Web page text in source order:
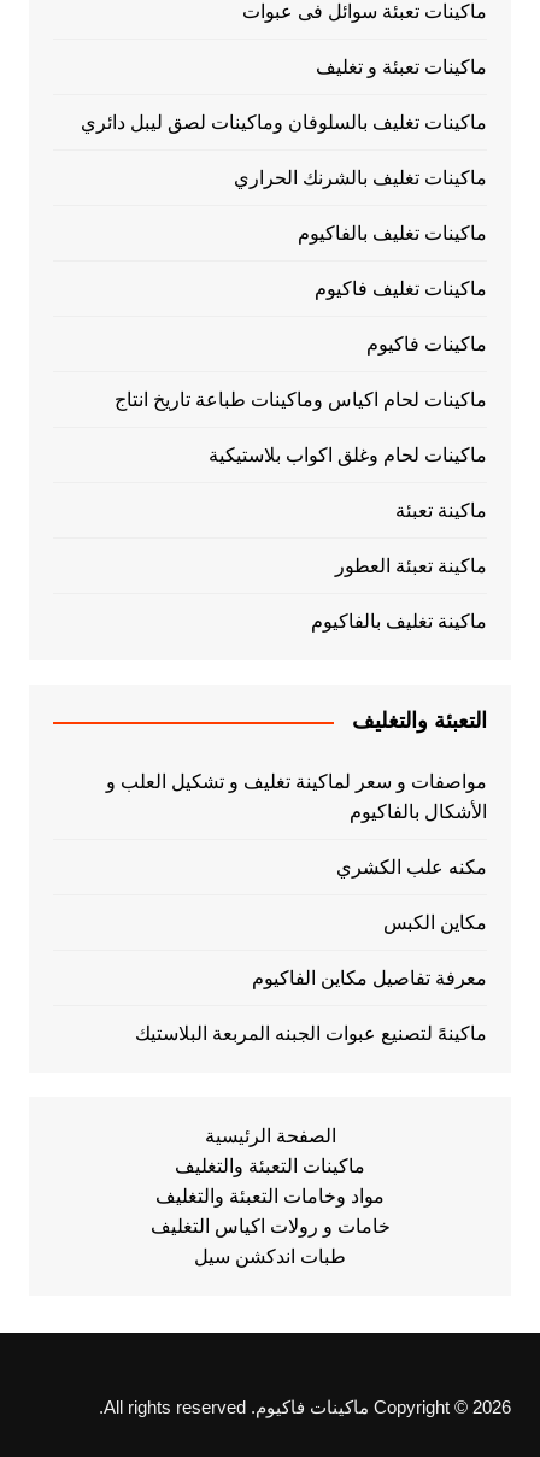
ماكينات تعبئة سوائل فى عبوات
ماكينات تعبئة و تغليف
ماكينات تغليف بالسلوفان وماكينات لصق ليبل دائري
ماكينات تغليف بالشرنك الحراري
ماكينات تغليف بالفاكيوم
ماكينات تغليف فاكيوم
ماكينات فاكيوم
ماكينات لحام اكياس وماكينات طباعة تاريخ انتاج
ماكينات لحام وغلق اكواب بلاستيكية
ماكينة تعبئة
ماكينة تعبئة العطور
ماكينة تغليف بالفاكيوم
التعبئة والتغليف
مواصفات و سعر لماكينة تغليف و تشكيل العلب و
الأشكال بالفاكيوم
مكنه علب الكشري
مكاين الكبس
معرفة تفاصيل مكاين الفاكيوم
ماكينهً لتصنيع عبوات الجبنه المربعة البلاستيك
الصفحة الرئيسية
ماكينات التعبئة والتغليف
مواد وخامات التعبئة والتغليف
خامات و رولات اكياس التغليف
طبات اندكشن سيل
Copyright © 2026 ماكينات فاكيوم. All rights reserved.